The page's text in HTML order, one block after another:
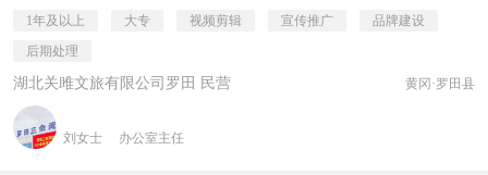
1年及以上 大专 视频剪辑 宣传推广
品牌建设
后期处理
湖北关雎文旅有限公司罗田 民营 黄冈·罗田县
刘女士 办公室主任